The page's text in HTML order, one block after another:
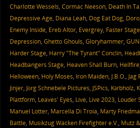
Charlotte Wessels, Cormac Neeson, Death In
Depressive Age, Diana Leah, Dog Eat Dog, Doro,
Enemy Inside, Ereb Altor, Evergrey, Faster Stage
Depression, Ghetto Ghouls, Gloryhammer,
Harder Stage, Harry "The Tyrant" Conclin,
Headbangers Stage, Heaven Shall Burn, Hellfire
Helloween, Holy Moses, Iron Maiden, J.B.O., Jag
Jinjer, Jörg Schnebele Pictures, JSPics, Kärbholz,
Plattform, Leaves' Eyes, Live, Live 2023, Louder
Manuel Lotter, Marcella Di Troia, Marty
Battle, Musikzug Wacken Firefighter e.V., Mutz